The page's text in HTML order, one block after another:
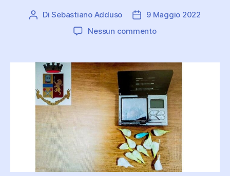
Autore
DiSebastiano Adduso
Data9 Maggio 2022
Nessun commentosu
cocaina
all’interno
degli
slip:
arrestato
ai
domiciliari